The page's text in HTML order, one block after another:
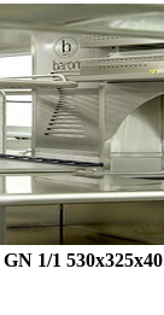
1/1 530х325х40